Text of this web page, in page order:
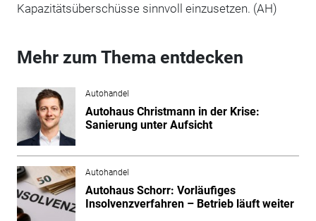
Kapazitätsüberschüsse sinnvoll einzusetzen. (AH)
Mehr zum Thema entdecken
Autohandel
Autohaus Christmann in der Krise:
Sanierung unter Aufsicht
Autohandel
Autohaus Schorr: Vorläufiges
Insolvenzverfahren – Betrieb läuft weiter